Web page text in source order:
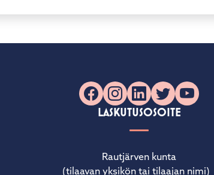
Facebook
Instagram
LinkedIn
X
LASKUTUSOSOITE
Rautjärven kunta
(tilaavan yksikön tai tilaajan nimi)